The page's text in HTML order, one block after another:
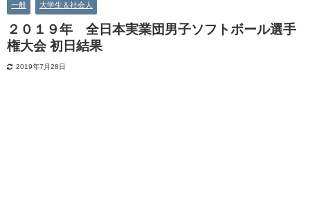
一般 大学生＆社会人
２０１９年 全日本実業団男子ソフトボール選手
権大会 初日結果
2019年7月28日